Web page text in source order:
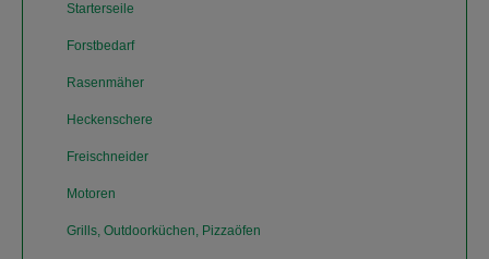
Starterseile
Forstbedarf
Rasenmäher
Heckenschere
Freischneider
Motoren
Grills, Outdoorküchen, Pizzaöfen